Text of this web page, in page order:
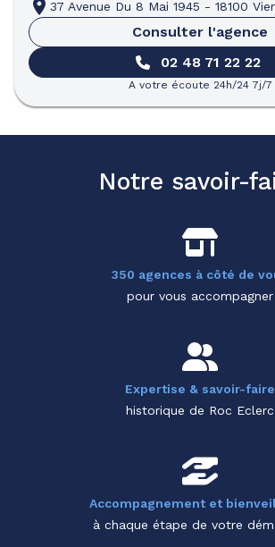
37 Avenue Du 8 Mai 1945 - 18100
Consulter l'agence
02 48 71 22 22
A votre écoute 24h/24 7j/7
Notre savoir-
350 agences à côté de
pour vous accompagner
Expertise & savoir-faire
historique de Roc Eclerc
Accompagnement et
à chaque étape de votre